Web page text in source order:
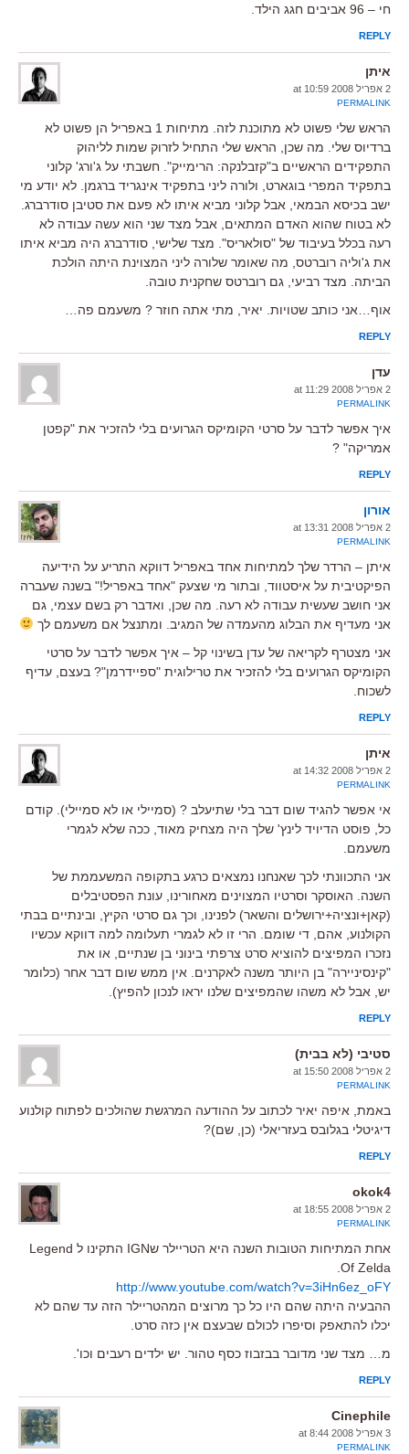
חי – 96 אביבים חגג הילד.
REPLY
איתן
2 אפריל 2008 at 10:59
PERMALINK
הראש שלי פשוט לא מתוכנת לזה. מתיחות 1 באפריל הן פשוט לא
ברדיוס שלי. מה שכן, הראש שלי התחיל לזרוק שמות לליהוק
התפקידים הראשיים ב"קזבלנקה: הרימייק". חשבתי על ג'ורג' קלוני
בתפקיד המפרי בוגארט, ולורה ליני בתפקיד אינגריד ברגמן. לא יודע מי
ישב בכיסא הבמאי, אבל קלוני מביא איתו לא פעם את סטיבן סודרברג.
לא בטוח שהוא האדם המתאים, אבל מצד שני הוא עשה עבודה לא
רעה בכלל בעיבוד של "סולאריס". מצד שלישי, סודרברג היה מביא איתו
את ג'וליה רוברטס, מה שאומר שלורה ליני המצוינת היתה הולכת
הביתה. מצד רביעי, גם רוברטס שחקנית טובה.
אוף…אני כותב שטויות. יאיר, מתי אתה חוזר ? משעמם פה…
REPLY
עדן
2 אפריל 2008 at 11:29
PERMALINK
איך אפשר לדבר על סרטי הקומיקס הגרועים בלי להזכיר את "קפטן
אמריקה" ?
REPLY
אורון
2 אפריל 2008 at 13:31
PERMALINK
איתן – הרדר שלך למתיחות אחד באפריל דווקא התריע על הידיעה
הפיקטיבית על איסטווד, ובתור מי שצעק "אחד באפריל!" בשנה שעברה
אני חושב שעשית עבודה לא רעה. מה שכן, ואדבר רק בשם עצמי, גם
אני מעדיף את הבלוג מהעמדה של המגיב. ומתנצל אם משעמם לך
אני מצטרף לקריאה של עדן בשינוי קל – איך אפשר לדבר על סרטי
הקומיקס הגרועים בלי להזכיר את טרילוגית "ספיידרמן"? בעצם, עדיף
לשכוח.
REPLY
איתן
2 אפריל 2008 at 14:32
PERMALINK
אי אפשר להגיד שום דבר בלי שתיעלב ? (סמיילי או לא סמיילי). קודם
כל, פוסט הדיויד לינץ' שלך היה מצחיק מאוד, ככה שלא לגמרי
משעמם.
אני התכוונתי לכך שאנחנו נמצאים כרגע בתקופה המשעממת של
השנה. האוסקר וסרטיו המצוינים מאחורינו, עונת הפסטיבלים
(קאן+ונציה+ירושלים והשאר) לפנינו, וכך גם סרטי הקיץ, ובינתיים בבתי
הקולנוע, אהם, די שומם. הרי זו לא לגמרי תעלומה למה דווקא עכשיו
נזכרו המפיצים להוציא סרט צרפתי בינוני בן שנתיים, או את
"קינסיניירה" בן היותר משנה לאקרנים. אין ממש שום דבר אחר (כלומר
יש, אבל לא משהו שהמפיצים שלנו יראו לנכון להפיץ).
REPLY
סטיבי (לא בבית)
2 אפריל 2008 at 15:50
PERMALINK
באמת, איפה יאיר לכתוב על ההודעה המרגשת שהולכים לפתוח קולנוע
דיגיטלי בגלובס בעזריאלי (כן, שם)?
REPLY
okok4
2 אפריל 2008 at 18:55
PERMALINK
אחת המתיחות הטובות השנה היא הטריילר שIGN התקינו ל Legend
Of Zelda.
http://www.youtube.com/watch?v=3iHn6ez_oFY
ההבעיה היתה שהם היו כל כך מרוצים המהטריילר הזה עד שהם לא
יכלו להתאפק וסיפרו לכולם שבעצם אין כזה סרט.
מ… מצד שני מדובר בבזבוז כסף טהור. יש ילדים רעבים וכו'.
REPLY
Cinephile
3 אפריל 2008 at 8:44
PERMALINK